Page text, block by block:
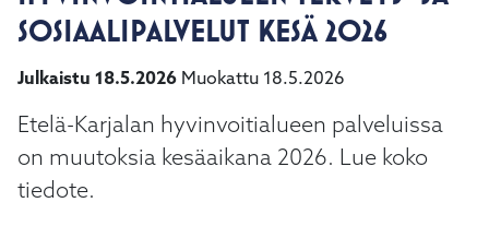
Elinvoima ja työ
SOSIAALIPALVELUT KESÄ 2026
Julkaistu 18.5.2026 Muokattu 18.5.2026
Etelä-Karjalan hyvinvoitialueen palveluissa
on muutoksia kesäaikana 2026. Lue koko
tiedote.